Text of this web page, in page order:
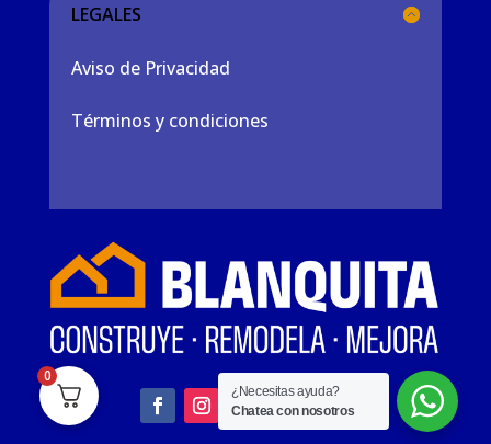
LEGALES
Aviso de Privacidad
Términos y condiciones
¿Necesitas ayuda?
Chatea con nosotros
0